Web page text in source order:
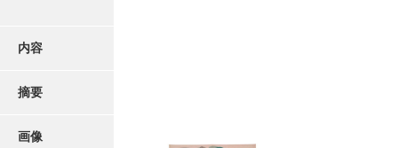
内容
摘要
画像